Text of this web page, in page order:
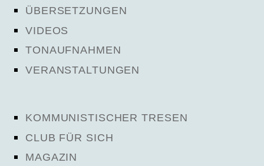
ÜBERSETZUNGEN
VIDEOS
TONAUFNAHMEN
VERANSTALTUNGEN
KOMMUNISTISCHER TRESEN
CLUB FÜR SICH
MAGAZIN